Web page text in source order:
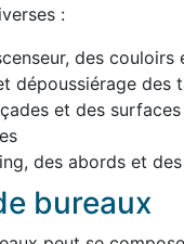
:
des couloirs
dépoussiérage des
et des
des abords et
bureaux